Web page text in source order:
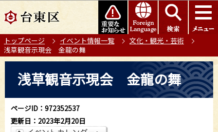
の
ー
ジ
このページの本文へ移動
トップページ イベント情報一覧
文化・観光・芸術
浅草観音示現会 金龍の舞
か
ら
浅草観音示現会 金龍の舞
ページID：972352537
更新日：2023年2月20日